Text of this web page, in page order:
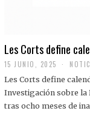
Les Corts define
15 JUNIO, 2025
Les Corts define
Investigación sobre la
tras ocho meses de